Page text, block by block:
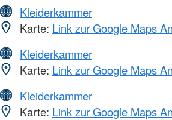
Kleiderkammer
Karte: Link zur Google Maps
Kleiderkammer
Karte: Link zur Google Maps
Kleiderkammer
Karte: Link zur Google Maps